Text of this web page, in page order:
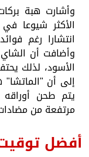
وأشارت هبة
الأكثر شيوعا
انتشارا رغم
وأضافت أن
الأسود، لذلك
إلى أن
يتم طحن
مرتفعة من
أفضل